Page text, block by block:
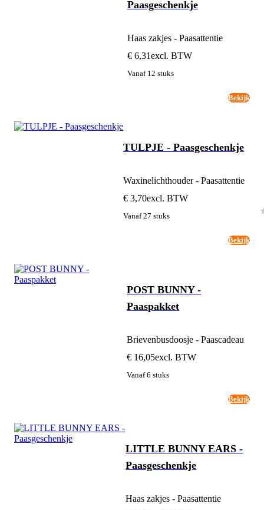
Paasgeschenkje
Haas zakjes - Paasattentie
€ 6,31excl. BTW
Vanaf 12 stuks
Bekijk
TULPJE - Paasgeschenkje
Waxinelichthouder - Paasattentie
€ 3,70excl. BTW
Vanaf 27 stuks
Bekijk
POST BUNNY -
Paaspakket
Brievenbusdoosje - Paascadeau
€ 16,05excl. BTW
Vanaf 6 stuks
Bekijk
LITTLE BUNNY EARS -
Paasgeschenkje
Haas zakjes - Paasattentie